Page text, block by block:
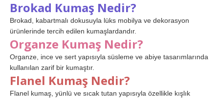
Brokad Kumaş Nedir?
Brokad, kabartmalı dokusuyla lüks mobilya ve dekorasyon
ürünlerinde tercih edilen kumaşlardandır.
Organze Kumaş Nedir?
Organze, ince ve sert yapısıyla süsleme ve abiye tasarımlarında
kullanılan zarif bir kumaştır.
Flanel Kumaş Nedir?
Flanel kumaş, yünlü ve sıcak tutan yapısıyla özellikle kışlık